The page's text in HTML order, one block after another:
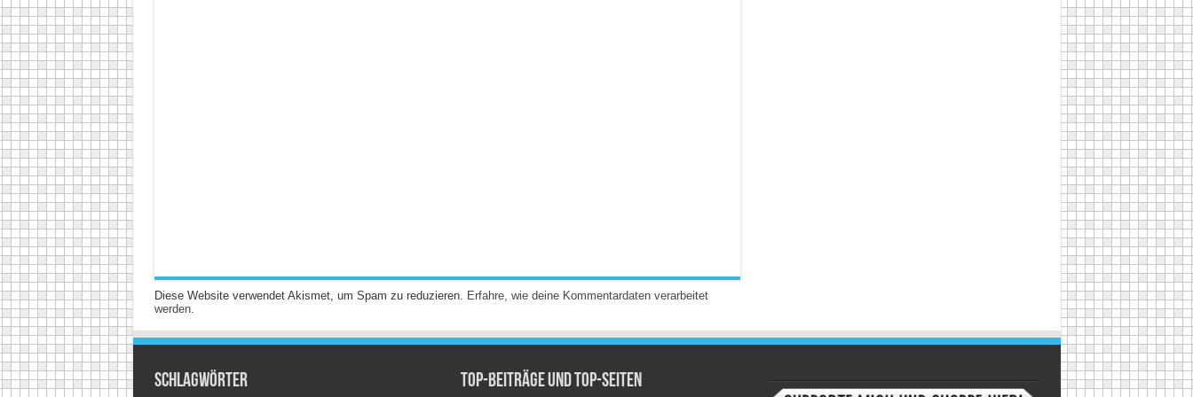
Diese Website verwendet Akismet, um Spam zu reduzieren.
Erfahre, wie deine Kommentardaten verarbeitet
werden.
Schlagwörter Top-Beiträge und Top-Seiten